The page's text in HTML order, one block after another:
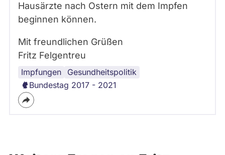
Hausärzte nach Ostern mit dem Impfen
beginnen können.
Mit freundlichen Grüßen
Fritz Felgentreu
Impfungen Gesundheitspolitik
Corona-
Virus
Corona
Bundestag 2017 - 2021